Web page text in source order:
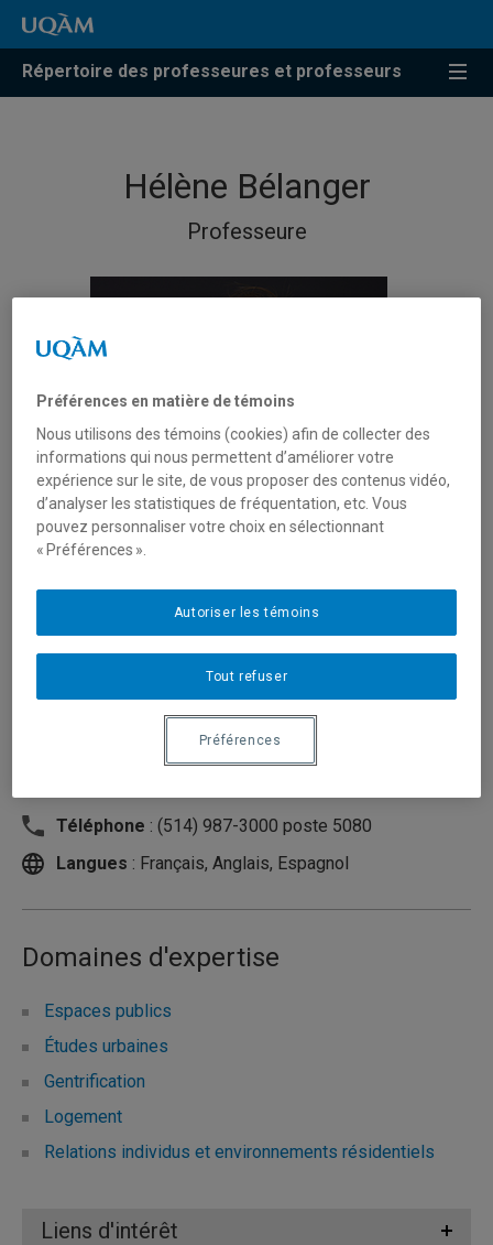
Répertoire des professeures et professeurs
Hélène Bélanger
Professeure
Département d'études urbaines et touristiques
Téléphone : (514) 987-3000 poste 5080
Langues : Français, Anglais, Espagnol
Domaines d'expertise
Espaces publics
Études urbaines
Gentrification
Logement
Relations individus et environnements résidentiels
Liens d'intérêt
Préférences en matière de témoins
Nous utilisons des témoins (cookies) afin de collecter des
informations qui nous permettent d’améliorer votre
expérience sur le site, de vous proposer des contenus vidéo,
d’analyser les statistiques de fréquentation, etc. Vous
pouvez personnaliser votre choix en sélectionnant
« Préférences ».
Tout refuser
Autoriser les témoins
Préférences